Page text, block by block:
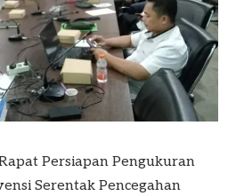
Persiapan Pengukuran
Serentak Pencegahan